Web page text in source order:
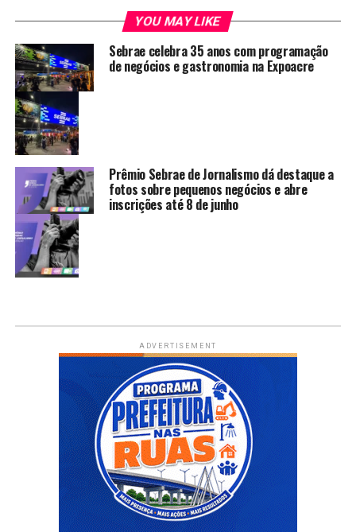
YOU MAY LIKE
Sebrae celebra 35 anos com programação
de negócios e gastronomia na Expoacre
Prêmio Sebrae de Jornalismo dá destaque a
fotos sobre pequenos negócios e abre
inscrições até 8 de junho
ADVERTISEMENT